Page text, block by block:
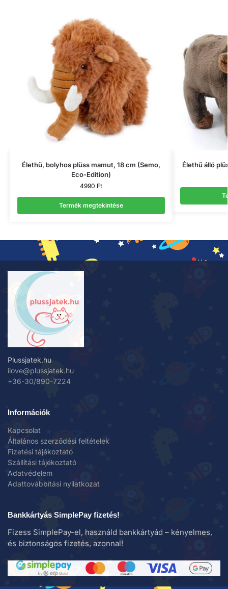
Élethű, bolyhos plüss mamut, 18 cm (Semo,
Eco-Edition)
4990 Ft
Termék megtekintése
Élethű álló
Plussjatek.hu
ilove@plussjatek.hu
+36-30/890-7224
Információk
Kapcsolat
Általános szerződési feltételek
Fizetési tájékoztató
Szállítási tájékoztató
Adatvédelem
Adattovábbítási nyilatkozat
Bankkártyás SimplePay fizetés!
Fizess SimplePay-el, használd bankkártyád – kényelmes,
és biztonságos fizetés, azonnal!